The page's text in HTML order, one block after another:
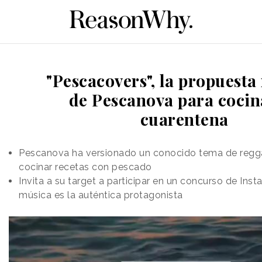
"Pescacovers", la
de Pescanova para
cuarentena
Pescanova ha versionado un conocido tema de
cocinar recetas con pescado
Invita a su target a participar en un concurso de
música es la auténtica protagonista